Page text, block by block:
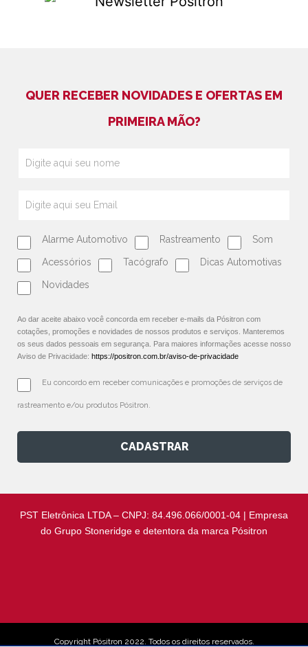
QUER RECEBER NOVIDADES E OFERTAS EM
PRIMEIRA MÃO?
Alarme Automotivo Rastreamento Som
Acessórios Tacógrafo Dicas Automotivas
Novidades
Ao dar aceite abaixo você concorda em receber e-mails da Pósitron com
cotações, promoções e novidades de nossos produtos e serviços. Manteremos
os seus dados pessoais em segurança. Para maiores informações acesse nosso
Aviso de Privacidade: https://positron.com.br/aviso-de-privacidade
Eu concordo em receber comunicações e promoções de serviços de
rastreamento e/ou produtos Pósitron.
CADASTRAR
PST Eletrônica LTDA – CNPJ: 84.496.066/0001-04 | Empresa
do Grupo Stoneridge e detentora da marca Pósitron
Copyright Pósitron 2022. Todos os direitos reservados.